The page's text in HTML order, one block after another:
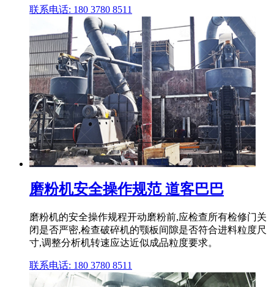
联系电话: 180 3780 8511
磨粉机安全操作规范 道客巴巴
磨粉机的安全操作规程开动磨粉前,应检查所有检修门关
闭是否严密,检查破碎机的颚板间隙是否符合进料粒度尺
寸,调整分析机转速应达近似成品粒度要求。
联系电话: 180 3780 8511